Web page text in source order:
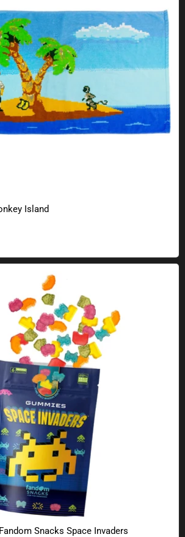
Island
Snacks Space Invaders
Snacks Space Invaders